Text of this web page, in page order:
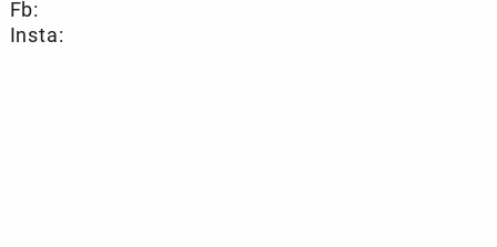
Fb:
Insta: